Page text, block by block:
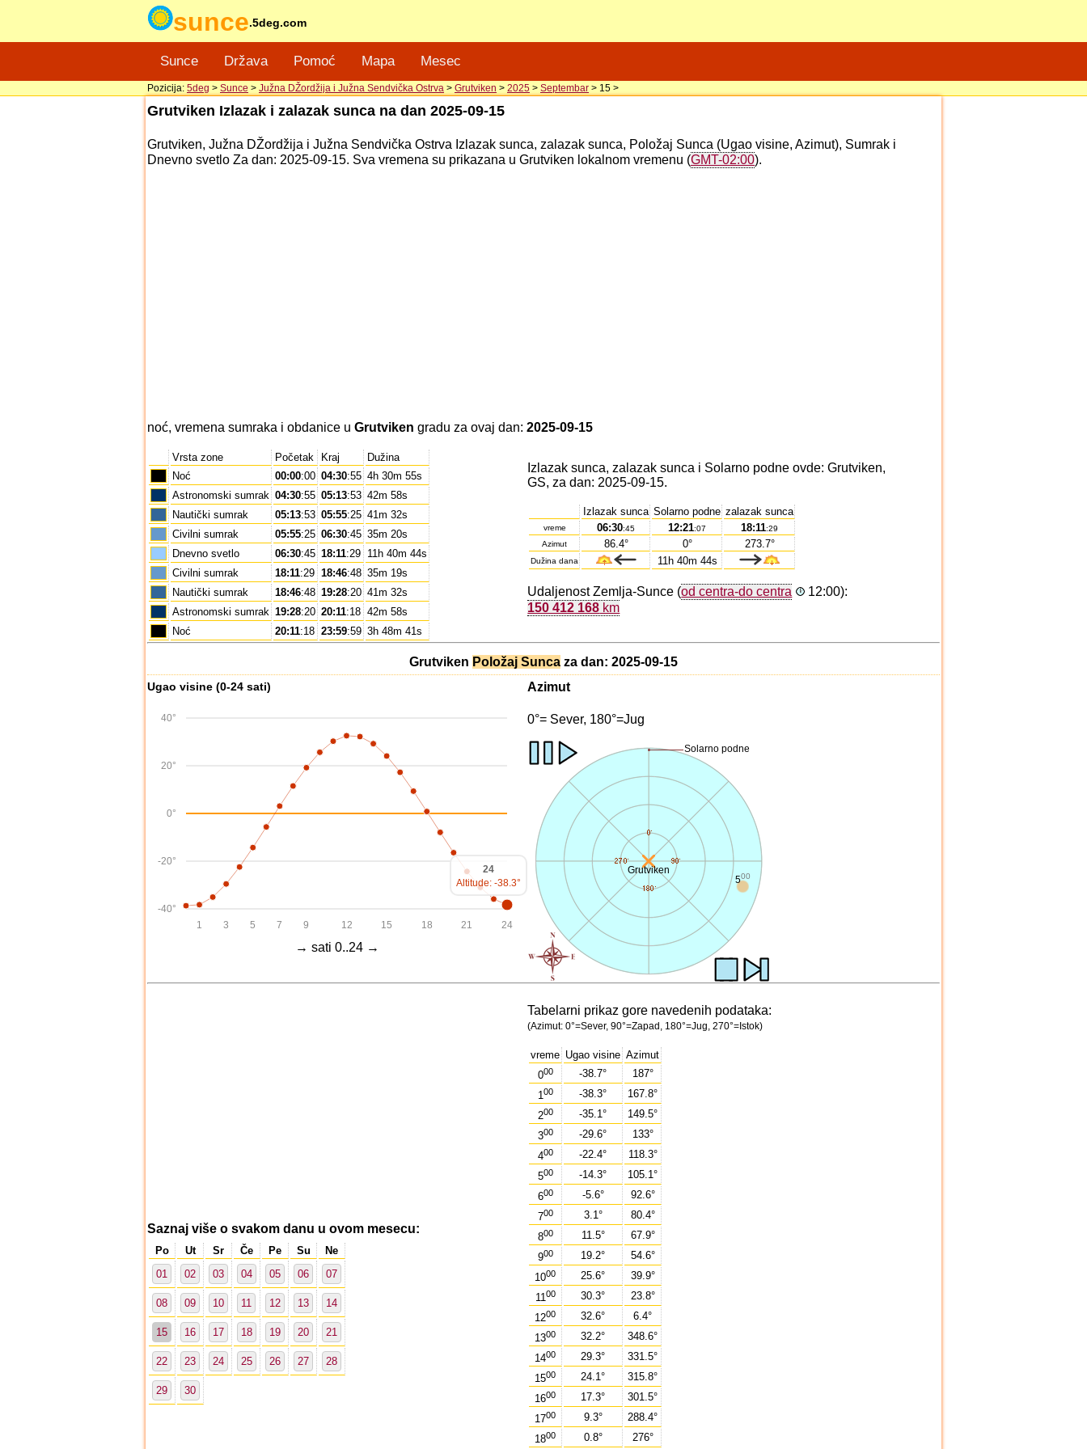
sunce.5deg.com
Sunce Država Pomoć Mapa Mesec
Pozicija: 5deg > Sunce > Južna DŽordžija i Južna Sendvička Ostrva > Grutviken > 2025 > Septembar > 15 >
Grutviken Izlazak i zalazak sunca na dan 2025-09-15
Grutviken, Južna DŽordžija i Južna Sendvička Ostrva Izlazak sunca, zalazak sunca, Položaj Sunca (Ugao visine, Azimut), Sumrak i
Dnevno svetlo Za dan: 2025-09-15. Sva vremena su prikazana u Grutviken lokalnom vremenu (GMT-02:00).
noć, vremena sumraka i obdanice u Grutviken gradu za ovaj dan: 2025-09-15
Vrsta zone Početak Kraj
Dužina
Noć
00:00:00 04:30:55 4h 30m 55s
Astronomski sumrak 04:30:55 05:13:53 42m 58s
Nautički sumrak
05:13:53 05:55:25 41m 32s
Civilni sumrak
05:55:25 06:30:45 35m 20s
Dnevno svetlo
06:30:45 18:11:29 11h 40m 44s
Civilni sumrak
18:11:29 18:46:48 35m 19s
Nautički sumrak
18:46:48 19:28:20 41m 32s
Astronomski sumrak 19:28:20 20:11:18 42m 58s
Noć
20:11:18 23:59:59 3h 48m 41s
Izlazak sunca, zalazak sunca i Solarno podne ovde: Grutviken,
GS, za dan: 2025-09-15.
Izlazak sunca Solarno podne zalazak sunca
vreme 06:30:45 12:21:07 18:11:29
Azimut
86.4° 0° 273.7°
Dužina dana 11h 40m 44s
Udaljenost Zemlja-Sunce (od centra-do centra
12:00):
150 412 168 km
Grutviken Položaj Sunca za dan: 2025-09-15
Ugao visine (0-24 sati)
-40°
-20°
0°
20°
40°
24
21
18
15
12
9
7
5
3
1
24
Altitude: -38.3°
→ sati 0..24 →
Azimut
0°= Sever, 180°=Jug
Grutviken
Solarno podne
6
Saznaj više o svakom danu u ovom mesecu:
Po Ut Sr Če Pe Su
Ne
01
02 03 04 05 06 07
08 09 10 11 12 13 14
15 16 17 18 19 20 21
22 23 24 25 26 27 28
29 30
Tabelarni prikaz gore navedenih podataka:
(Azimut: 0°=Sever, 90°=Zapad, 180°=Jug, 270°=Istok)
vreme Ugao visine Azimut
000 -38.7°
187°
100 -38.3°
167.8°
200 -35.1°
149.5°
300 -29.6°
133°
400 -22.4°
118.3°
500 -14.3°
105.1°
600 -5.6°
92.6°
700 3.1°
80.4°
800 11.5°
67.9°
900 19.2°
54.6°
1000 25.6°
39.9°
1100 30.3°
23.8°
1200 32.6°
6.4°
1300 32.2°
348.6°
1400 29.3°
331.5°
1500 24.1°
315.8°
1600 17.3°
301.5°
1700 9.3°
288.4°
1800 0.8° 276°